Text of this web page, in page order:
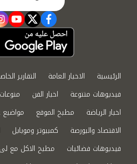
facebook
twitter
الرئيسية الاخبار العامة التقارير
فيديوهات متنوعة
اخبار الفن
اخبار الرياضة
مطبخ الموقع
مواضيع
الاقتصاد والبورصة
كمبيوتر وموبايل
فيديوهات فضائيات
مطبخ الاكل مع